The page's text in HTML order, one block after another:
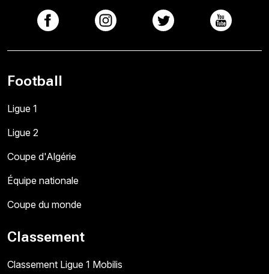
Football
Ligue 1
Ligue 2
Coupe d'Algérie
Équipe nationale
Coupe du monde
Classement
Classement Ligue 1 Mobilis